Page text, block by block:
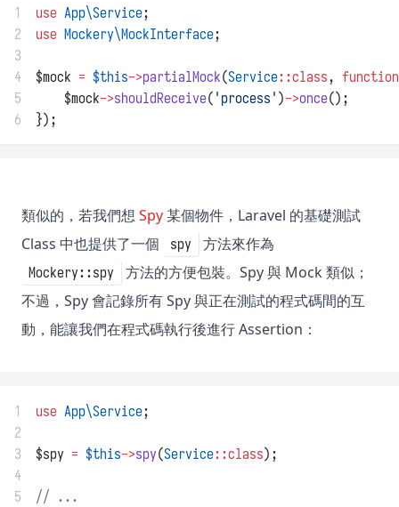
1 use App\Service;
2
use Mockery\MockInterface;
3
4
$mock = $this->partialMock(Service::class, function
5
    $mock
->shouldReceive( 'process' )->once();
6
});
類似的，若我們想 Spy某個物件，Laravel 的基礎測試
Class 中也提供了一個
spy 方法來作為
Mockery::spy
方法的方便包裝。Spy 與 Mock 類似；
不過，Spy 會記錄所有 Spy 與正在測試的程式碼間的互
動，能讓我們在程式碼執行後進行 Assertion：
1 use App\Service;
2
3
$spy = $this->spy(Service::class);
4
5
// ...